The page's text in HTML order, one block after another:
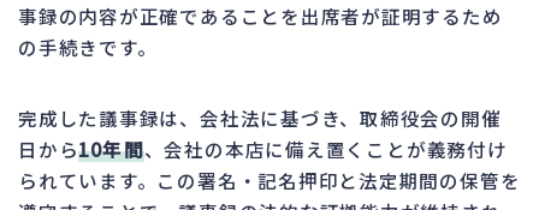
事録の内容が正確であることを出席者が証明するため
の手続きです。
完成した議事録は、会社法に基づき、取締役会の開催
日から10年間、会社の本店に備え置くことが義務付け
られています。この署名・記名押印と法定期間の保管を